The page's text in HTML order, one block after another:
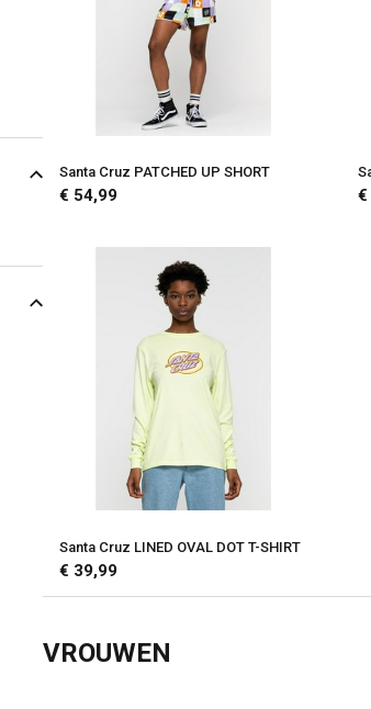
Santa Cruz PATCHED UP SHORT
€ 54,99 €
Santa Cruz LINED OVAL DOT T-SHIRT
€ 39,99
VROUWEN